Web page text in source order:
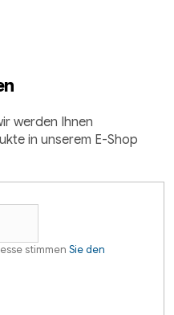
werden Ihnen
in unserem E-Shop
stimmen Sie den